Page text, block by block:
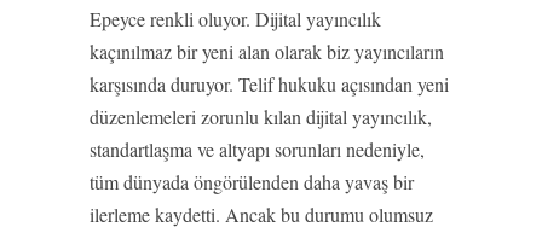
Epeyce renkli oluyor. Dijital yayıncılık
kaçınılmaz bir yeni alan olarak biz yayıncıların
karşısında duruyor. Telif hukuku açısından yeni
düzenlemeleri zorunlu kılan dijital yayıncılık,
standartlaşma ve altyapı sorunları nedeniyle,
tüm dünyada öngörülenden daha yavaş bir
ilerleme kaydetti. Ancak bu durumu olumsuz